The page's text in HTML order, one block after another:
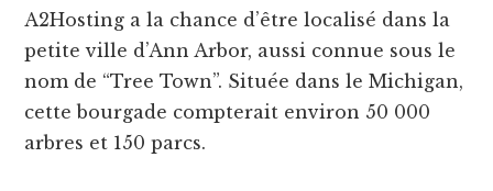
A2Hosting a la chance d’être localisé dans la
petite ville d’Ann Arbor, aussi connue sous le
nom de “Tree Town”. Située dans le Michigan,
cette bourgade compterait environ 50 000
arbres et 150 parcs.